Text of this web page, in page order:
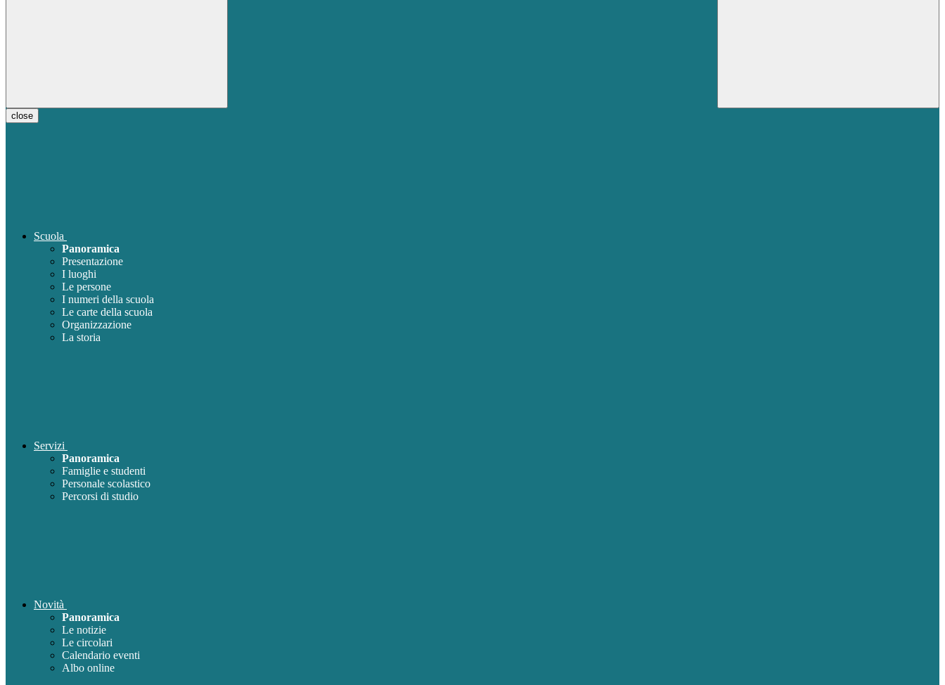
close
Scuola
Panoramica
Presentazione
I luoghi
Le persone
I numeri della scuola
Le carte della scuola
Organizzazione
La storia
Servizi
Panoramica
Famiglie e studenti
Personale scolastico
Percorsi di studio
Novità
Panoramica
Le notizie
Le circolari
Calendario eventi
Albo online